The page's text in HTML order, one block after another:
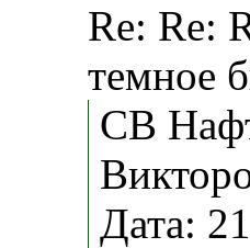
Re: Re:
темное
СВ
Дата: